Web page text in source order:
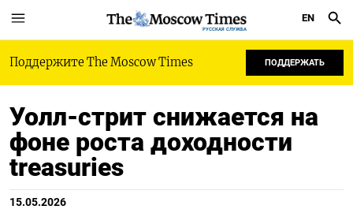
РУССКАЯ СЛУЖБА
EN
Поддержите The Moscow Times ПОДДЕРЖАТЬ
Уолл-стрит снижается на
фоне роста доходности
treasuries
15.05.2026